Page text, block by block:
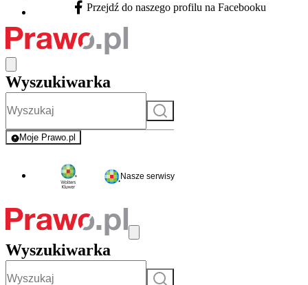
Facebook - otwiera się w nowej karcie
Przejdź do naszego profilu na Facebooku
Wyszukiwarka
Szukaj
Moje Prawo.pl
- rejestracja i logowanie do serwisu
Nasze serwisy
Wyszukiwarka
Szukaj